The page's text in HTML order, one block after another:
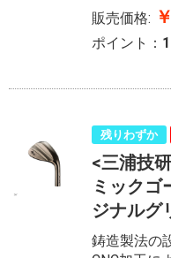
販売価格:
ポイント：
残りわずか
<三浦技
ミックゴ
ジナルグ
鋳造製法の